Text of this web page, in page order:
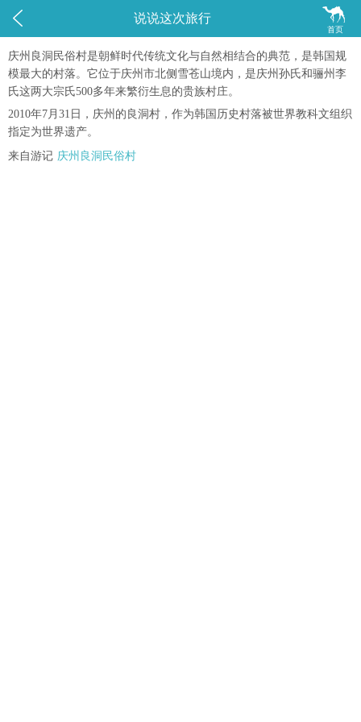
 
首页
说说这次旅行
庆州良洞民俗村是朝鲜时代传统文化与自然相结合的典范，是韩国规
模最大的村落。它位于庆州市北侧雪苍山境内，是庆州孙氏和骊州李
氏这两大宗氏500多年来繁衍生息的贵族村庄。
2010年7月31日，庆州的良洞村，作为韩国历史村落被世界教科文组织
指定为世界遗产。
来自游记 庆州良洞民俗村